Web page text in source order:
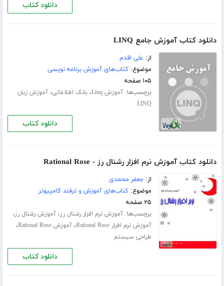
دانلود کتاب
دانلود کتاب آموزش جامع LINQ
از: علی اقدم
موضوع:کتاب‌های آموزش برنامه نویسی
۱۰۵ صفحه
برچسب‌ها:آموزش Linq ،بانک اطلاعاتی،آموزش زبان
LINQ
دانلود کتاب
دانلود کتاب آموزش نرم افزار رشنال رز - Rational Rose
از:جعفر محمدی
موضوع:کتاب‌های آموزش و ترفند کامپیوتر
۲۵ صفحه
برچسب‌ها:آموزش نرم افزار رشنال رز،آموزش رشنال رز،
آموزش نرم افزار Rational Rose ،آموزش Rational Rose ،
طراحی سیستم
دانلود کتاب